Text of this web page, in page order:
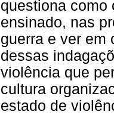
questiona como
ensinado, nas
guerra e ver em
dessas
violência que
cultura
estado de